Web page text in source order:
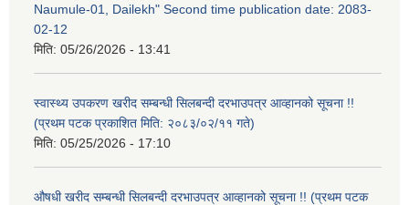
Naumule-01, Dailekh" Second time publication date: 2083-
02-12
मिति: 05/26/2026 - 13:41
स्वास्थ्य उपकरण खरीद सम्बन्धी सिलबन्दी दरभाउपत्र आव्हानको सूचना !!
(प्रथम पटक प्रकाशित मिति: २०८३/०२/११ गते)
मिति: 05/25/2026 - 17:10
औषधी खरीद सम्बन्धी सिलबन्दी दरभाउपत्र आव्हानको सूचना !! (प्रथम पटक